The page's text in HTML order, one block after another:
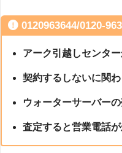
0120963644/0120-
アーク引越しセンタ
契約するしないに関
ウォーターサーバー
査定すると営業電話